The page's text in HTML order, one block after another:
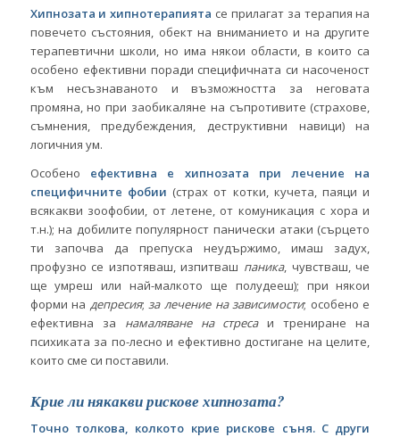
Хипнозата и хипнотерапията се прилагат за терапия на
повечето състояния, обект на вниманието и на другите
терапевтични школи, но има някои области, в които са
особено ефективни поради специфичната си насоченост
към несъзнаваното и възможността за неговата
промяна, но при заобикаляне на съпротивите (страхове,
съмнения, предубеждения, деструктивни навици) на
логичния ум.
Особено ефективна е хипнозата при лечение на
специфичните фобии (страх от котки, кучета, паяци и
всякакви зоофобии, от летене, от комуникация с хора и
т.н.); на добилите популярност панически атаки (сърцето
ти започва да препуска неудържимо, имаш задух,
профузно се изпотяваш, изпитваш паника, чувстваш, че
ще умреш или най-малкото ще полудееш); при някои
форми на депресия;за лечение на зависимости; особено е
ефективна за намаляване на стресаи трениране на
психиката за по-лесно и ефективно достигане на целите,
които сме си поставили.
Крие ли някакви рискове хипнозата?
Точно толкова, колкото крие рискове съня. С други